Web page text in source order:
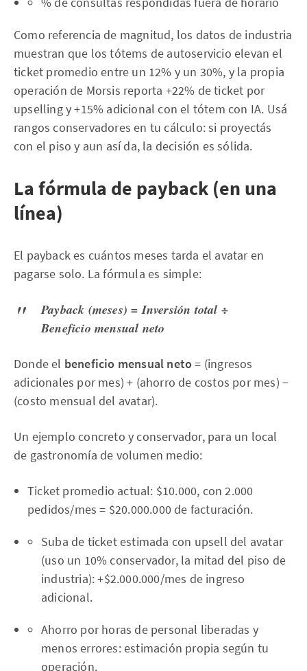
Como referencia de magnitud, los datos de industria
muestran que los tótems de autoservicio elevan el
ticket promedio entre un 12% y un 30%, y la propia
operación de Morsis reporta +22% de ticket por
upselling y +15% adicional con el tótem con IA. Usá
rangos conservadores en tu cálculo: si proyectás
con el piso y aun así da, la decisión es sólida.
La fórmula de payback (en una
línea)
El payback es cuántos meses tarda el avatar en
pagarse solo. La fórmula es simple:
Payback (meses) = Inversión total ÷
Beneficio mensual neto
Donde el beneficio mensual neto = (ingresos
adicionales por mes) + (ahorro de costos por mes) −
(costo mensual del avatar).
Un ejemplo concreto y conservador, para un local
de gastronomía de volumen medio:
Ticket promedio actual: $10.000, con 2.000
pedidos/mes = $20.000.000 de facturación.
Suba de ticket estimada con upsell del avatar
(uso un 10% conservador, la mitad del piso de
industria): +$2.000.000/mes de ingreso
adicional.
Ahorro por horas de personal liberadas y
menos errores: estimación propia según tu
operación.